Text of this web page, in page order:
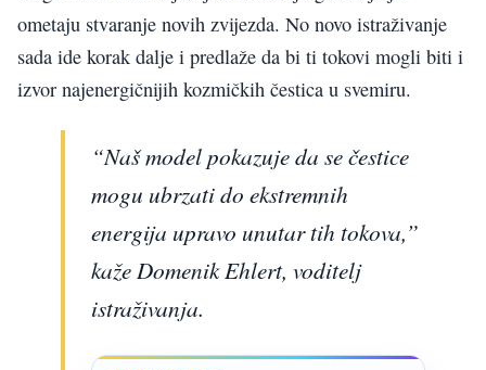
ometaju stvaranje novih zvijezda. No novo istraživanje
sada ide korak dalje i predlaže da bi ti tokovi mogli biti i
izvor najenergičnijih kozmičkih čestica u svemiru.
“Naš model pokazuje da se čestice
mogu ubrzati do ekstremnih
energija upravo unutar tih tokova,”
kaže Domenik Ehlert, voditelj
istraživanja.